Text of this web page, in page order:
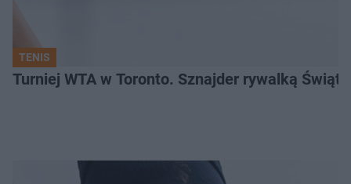
TENIS
Turniej WTA w Toronto. Sznajder rywalką